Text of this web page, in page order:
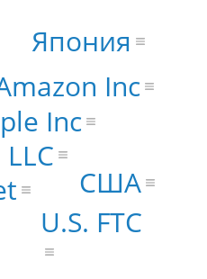
Inc
Inc
U.S. FTC
США
Япония